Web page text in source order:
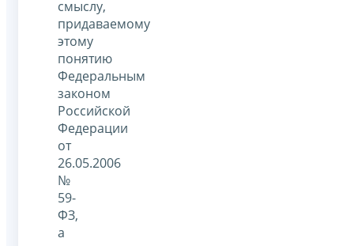
смыслу,
придаваемому
этому
понятию
Федеральным
законом
Российской
Федерации
от
26.05.2006
№
59-
ФЗ,
а